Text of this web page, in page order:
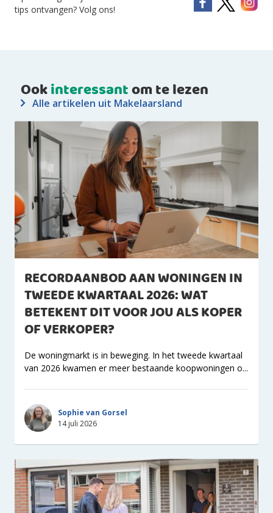
tips ontvangen? Volg ons!
Ookinteressantom te lezen
Alle artikelen uit Makelaarsland
RECORDAANBOD AAN WONINGEN IN
TWEEDE KWARTAAL 2026: WAT
BETEKENT DIT VOOR JOU ALS KOPER
OF VERKOPER?
De woningmarkt is in beweging. In het tweede kwartaal
van 2026 kwamen er meer bestaande koopwoningen o...
Sophie van Gorsel
14 juli 2026